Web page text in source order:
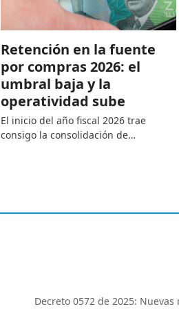
Retención en la fuente
por compras 2026: el
umbral baja y la
operatividad sube
El inicio del año fiscal 2026 trae
consigo la consolidación de…
Decreto 0572 de 2025: